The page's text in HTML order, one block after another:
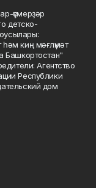
үҫмерҙәр
детско-
киң мәғлүмәт
Башкортостан"
Агентство
Республики
дом